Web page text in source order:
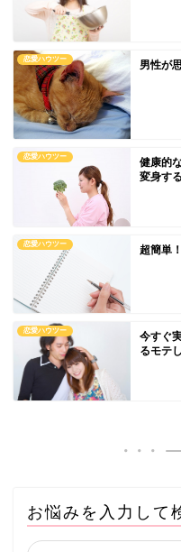
恋愛ハウツー 男性が
恋愛ハウツー
健康的
変身す
恋愛ハウツー 超簡単
恋愛ハウツー
今すぐ
るモテ
お悩みを入力して